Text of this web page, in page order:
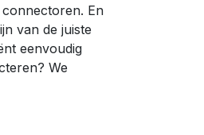
En
van de juiste
eenvoudig
We